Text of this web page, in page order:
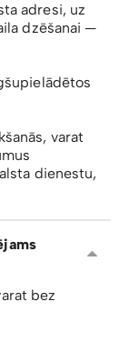
adresi, uz
dzēšanai —
varat
dienestu,
bez